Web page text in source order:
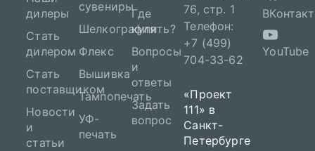
дилеры
Стать
дилером
Стать
поставщиком
Новости
и
статьи
сувениры
Шелкография
Флекс
Вышивка
Тампопечать
УФ-
печать
Где
купить?
Вопросы
и
ответы
Задать
вопрос
76, стр. 1
Телефон:
+7 (499)
704-33-62
«Проект
111» в
Санкт-
Петербурге
YouTube